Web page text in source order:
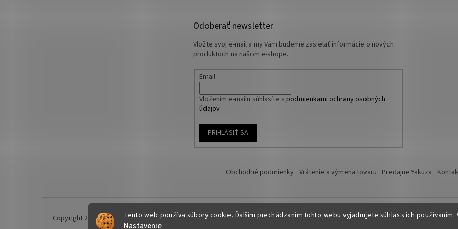
Tento web používa súbory cookie. Ďalším prechádzaním tohto webu vyjadrujete súhlas s ich používaním.
Nastavenie
Odoberať newsletter
Vložte svoj e-mail a my Vám budeme zasielať informácie o nových
produktoch na našom e-shope.
Email
Vložením e-mailu súhlasíte s podmienkami ochrany osobných
údajov
PRIHLÁSIŤ SA
Obchodné podmienky Vrátenie a výmena tovaru Predajne Yakuza
Copyright 2026Yakuza-shop.sk. Všetky práva vyhradené. Upraviť nastavenie cookies